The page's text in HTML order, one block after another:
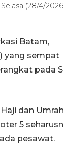
(28/4/
Batam,
yang sempat
pada
dan Umrah
5
pesawat.